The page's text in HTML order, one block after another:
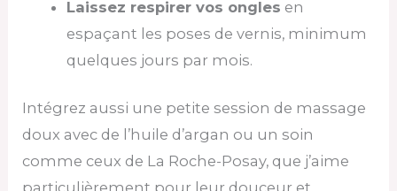
Laissez respirer vos ongles en
espaçant les poses de vernis, minimum
quelques jours par mois.
Intégrez aussi une petite session de massage
doux avec de l’huile d’argan ou un soin
comme ceux de La Roche-Posay, que j’aime